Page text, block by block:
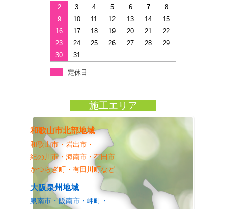
2
3 4 5 6 7
8
9
10 11 12 13 14
15
16
17 18 19 20 21
22
23
24 25 26 27 28
29
30
31
定休日
施工エリア
和歌山市北部地域
和歌山市・岩出市・
紀の川市・海南市・有田市
かつらぎ町・有田川町など
大阪泉州地域
泉南市・阪南市・岬町・